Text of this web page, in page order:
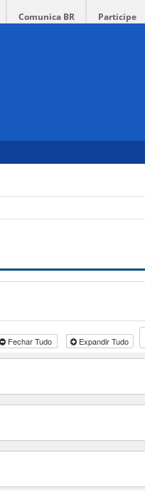
Comunica BR Participe
Fechar Tudo Expandir Tudo